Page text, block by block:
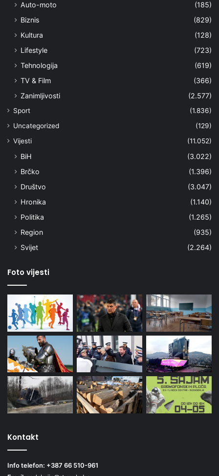
Auto-moto
(185)
Biznis
(829)
Kultura
(128)
Lifestyle
(723)
Tehnologija
(619)
TV & Film
(366)
Zanimljivosti
(2.577)
Sport
(1.836)
Uncategorized
(129)
Vijesti
(11.052)
BiH
(3.022)
Brčko
(1.396)
Društvo
(3.047)
Hronika
(1.140)
Politika
(1.265)
Region
(935)
Svijet
(2.264)
Foto vijesti
Kontakt
Info telefon: +387 66 510-961